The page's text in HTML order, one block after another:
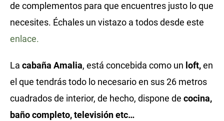
de complementos para que encuentres justo lo que
necesites. Échales un vistazo a todos desde este
enlace.
La cabaña Amalia, está concebida como un loft,en
el que tendrás todo lo necesario en sus 26 metros
cuadrados de interior, de hecho, dispone de cocina,
baño completo, televisión etc…